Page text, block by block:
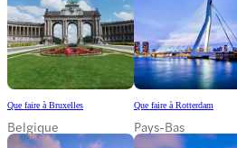
Que faire à Bruxelles
Belgique
Que faire à Rotterdam
Pays-Bas